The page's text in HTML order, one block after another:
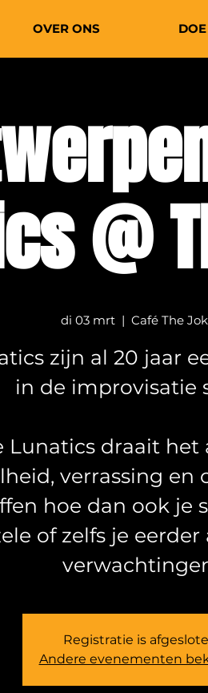
OVER ONS
@
di 03 mrt
  |
Café The
zijn al 20 jaar
in de improvisatie
Lunatics draait het
verrassing en
hoe dan ook je
of zelfs je
Registratie is
Andere evenementen